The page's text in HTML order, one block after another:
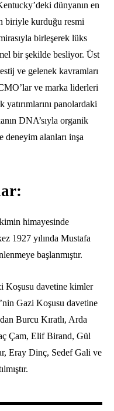
dünyanın en
biriyle kurduğu resmi
birleşerek lüks
bir şekilde besliyor. Üst
ve gelenek kavramları
ve marka liderleri
panolardaki
DNA’sıyla organik
deneyim alanları inşa
himayesinde
1927 yılında Mustafa
başlanmıştır.
Koşusu davetine kimler
Gazi Koşusu davetine
Burcu Kıratlı, Arda
Çam, Elif Birand, Gül
Eray Dinç, Sedef Gali ve